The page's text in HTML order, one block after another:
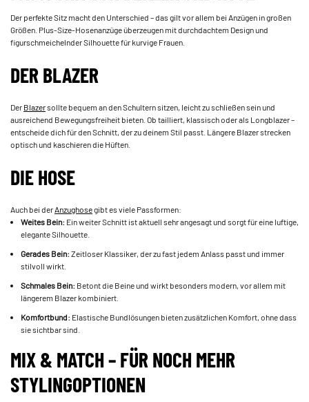
Der perfekte Sitz macht den Unterschied – das gilt vor allem bei Anzügen in großen
Größen. Plus-Size-Hosenanzüge überzeugen mit durchdachtem Design und
figurschmeichelnder Silhouette für kurvige Frauen.
DER BLAZER
DerBlazersollte bequem an den Schultern sitzen, leicht zu schließen sein und
ausreichend Bewegungsfreiheit bieten. Ob tailliert, klassisch oder als Longblazer –
entscheide dich für den Schnitt, der zu deinem Stil passt. Längere Blazer strecken
optisch und kaschieren die Hüften.
DIE HOSE
Auch bei derAnzughosegibt es viele Passformen:
Weites Bein: Ein weiter Schnitt ist aktuell sehr angesagt und sorgt für eine luftige,
elegante Silhouette.
Gerades Bein:Zeitloser Klassiker, der zu fast jedem Anlass passt und immer
stilvoll wirkt.
Schmales Bein: Betont die Beine und wirkt besonders modern, vor allem mit
längerem Blazer kombiniert.
Komfortbund: Elastische Bundlösungen bieten zusätzlichen Komfort, ohne dass
sie sichtbar sind.
MIX & MATCH – FÜR NOCH MEHR
STYLINGOPTIONEN